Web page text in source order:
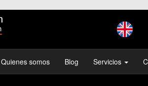
Quienes somos Blog Servicios